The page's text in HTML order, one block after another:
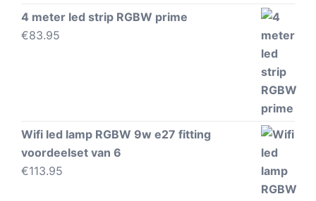
4 meter led strip RGBW prime
€83.95
Wifi led lamp RGBW 9w e27 fitting
voordeelset van 6
€113.95